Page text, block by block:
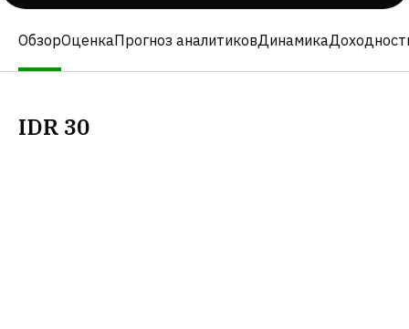
ОбзорОценкаПрогноз аналитиковДинамика
IDR 30